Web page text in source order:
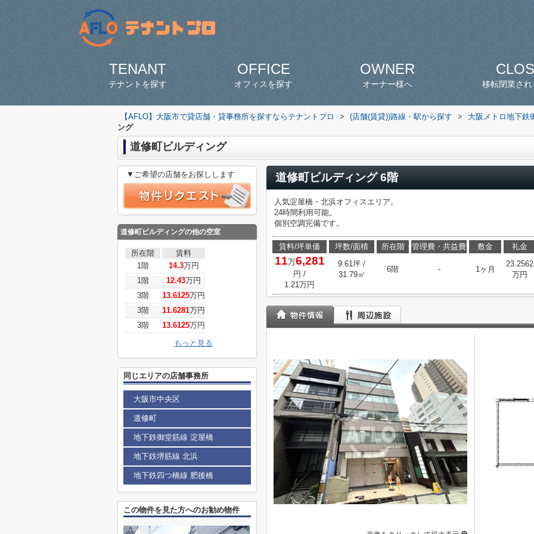
TENANT
テナントを探す
OFFICE
オフィスを探す
OWNER
オーナー様へ 移転閉業さ
【AFLO】大阪市で貸店舗・貸事務所を探すならテナントプロ > (店舗(賃貸))路線・駅から探す >
大阪メトロ地下鉄
ング
道修町ビルディング
道修町ビルディング 6階
人気淀屋橋・北浜オフィスエリア。
24時間利用可能。
個別空調完備です。
賃料/坪単価
11万6,281
円 /
1.21万円
坪数/面積
9.61坪 /
31.79㎡
所在階
6階
管理費・共益費
-
敷金
1ヶ月
礼金
23.2562
万円
▼ご希望の店舗をお探しします
道修町ビルディングの他の空室
所在階
賃料
1階
14.3万円
1階
12.43万円
3階
13.6125万円
3階
11.6281万円
3階
13.6125万円
もっと見る
同じエリアの店舗事務所
大阪市中央区
道修町
地下鉄御堂筋線 淀屋橋
地下鉄堺筋線 北浜
地下鉄四つ橋線 肥後橋
この物件を見た方へのお勧め物件